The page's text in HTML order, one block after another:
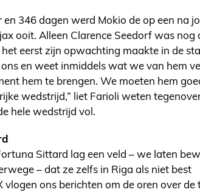
en 346 dagen werd Mokio de op een na
ooit. Alleen Clarence Seedorf was nog
eerst zijn opwachting maakte in de
ons en weet inmiddels wat we van hem
hem te brengen. We moeten hem
wedstrijd,” liet Farioli weten
hele wedstrijd vol.
Sittard lag een veld – we laten
– dat ze zelfs in Riga als niet best
vlogen ons berichten om de oren over de